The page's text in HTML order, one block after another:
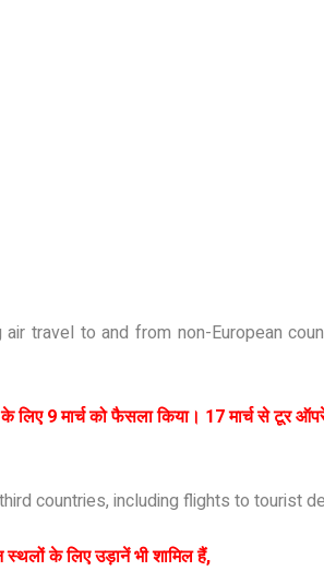
travel to and from non-European
के लिए 9 मार्च को फैसला किया। 17 मार्च से टूर
countries, including flights to tourist
के लिए उड़ानें भी शामिल हैं,